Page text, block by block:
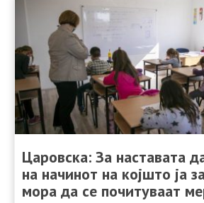
Царовска: За наставата
на начинот на којшто ја
мора да се почитуваат